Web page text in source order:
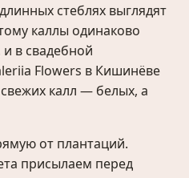
стеблях выглядят
каллы одинаково
в свадебной
Flowers в Кишинёве
калл — белых, а
от плантаций.
присылаем перед